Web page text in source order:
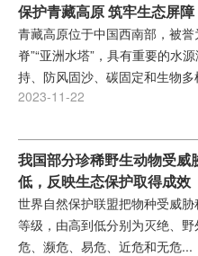
保护青藏高原 筑牢生态屏障
青藏高原位于中国西南部，被誉
脊”“亚洲水塔”，具有重要的水
持、防风固沙、碳固定和生物
能，是我国乃至亚洲重要的生态
2023-11-22
我国部分珍稀野生动物受威
低，反映生态保护取得成效
世界自然保护联盟把物种受威
等级，由高到低分别为灭绝、
危、濒危、易危、近危和无危...